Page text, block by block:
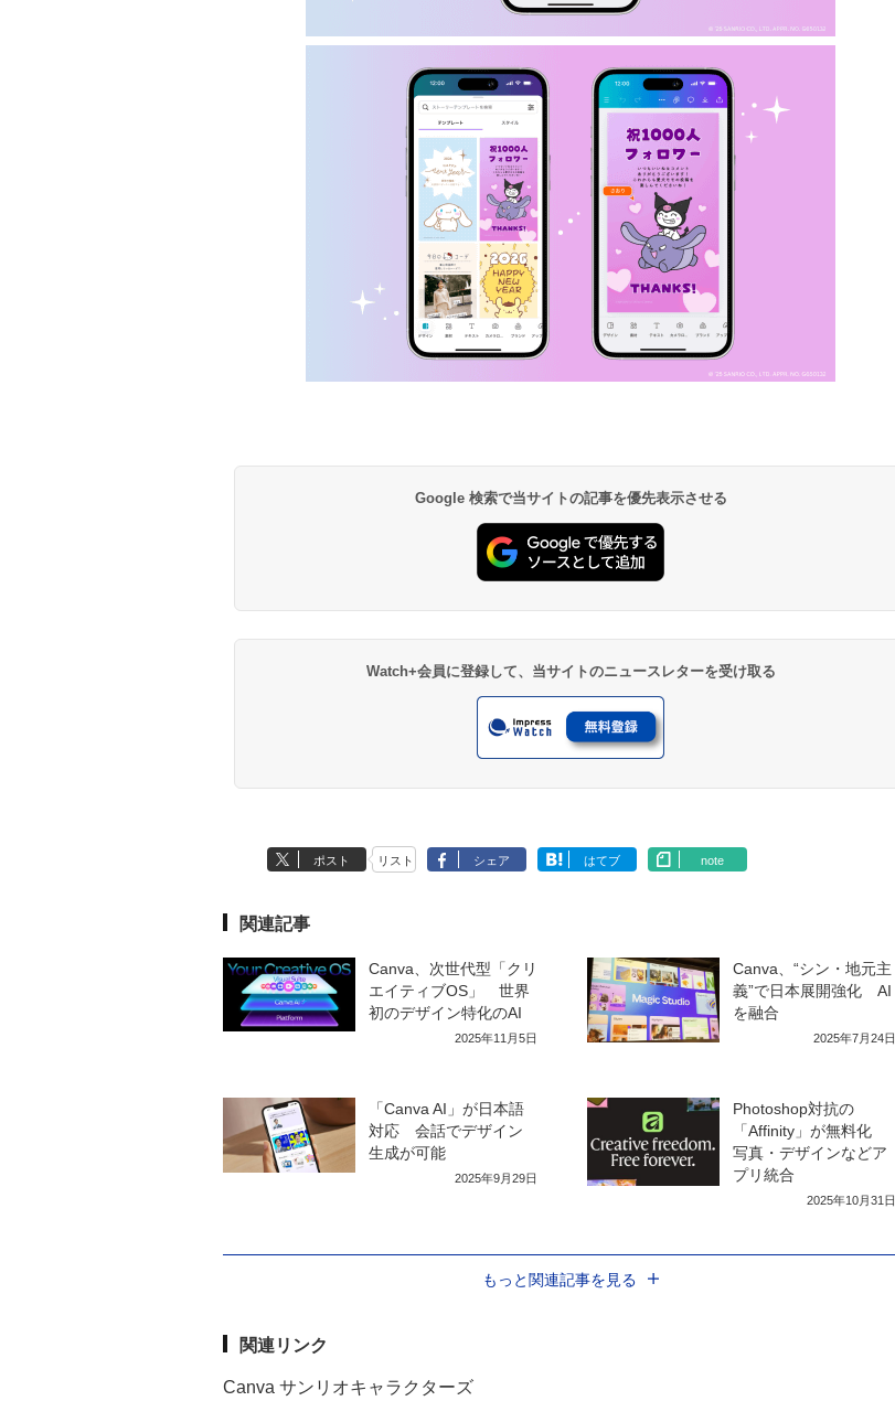
Google 検索で当サイトの記事を優先表示させる
Watch+会員に登録して、当サイトのニュースレターを受け取る
ポスト リスト シェア はてブ note
関連記事
Canva、次世代型「クリ
エイティブOS」 世界
初のデザイン特化のAI
2025年11月5日
Canva、“シン・地元主
義”で日本展開強化 AI
を融合
2025年7月24日
「Canva AI」が日本語
対応 会話でデザイン
生成が可能
2025年9月29日
Photoshop対抗の
「Affinity」が無料化
写真・デザインなどア
プリ統合
2025年10月31日
もっと関連記事を見る
関連リンク
Canva サンリオキャラクターズ